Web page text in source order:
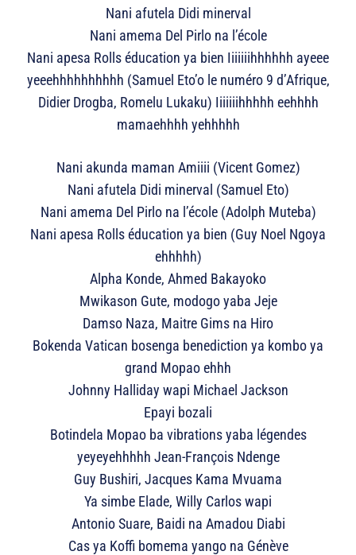
Nani afutela Didi minerval
Nani amema Del Pirlo na l’école
Nani apesa Rolls éducation ya bien Iiiiiiihhhhhh ayeee
yeeehhhhhhhhhh (Samuel Eto’o le numéro 9 d’Afrique,
Didier Drogba, Romelu Lukaku) Iiiiiiihhhhh eehhhh
mamaehhhh yehhhhh
Nani akunda maman Amiiii (Vicent Gomez)
Nani afutela Didi minerval (Samuel Eto)
Nani amema Del Pirlo na l’école (Adolph Muteba)
Nani apesa Rolls éducation ya bien (Guy Noel Ngoya
ehhhhh)
Alpha Konde, Ahmed Bakayoko
Mwikason Gute, modogo yaba Jeje
Damso Naza, Maitre Gims na Hiro
Bokenda Vatican bosenga benediction ya kombo ya
grand Mopao ehhh
Johnny Halliday wapi Michael Jackson
Epayi bozali
Botindela Mopao ba vibrations yaba légendes
yeyeyehhhhh Jean-François Ndenge
Guy Bushiri, Jacques Kama Mvuama
Ya simbe Elade, Willy Carlos wapi
Antonio Suare, Baidi na Amadou Diabi
Cas ya Koffi bomema yango na Génève